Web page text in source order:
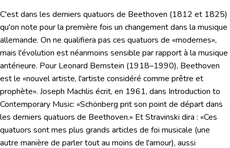
C'est dans les derniers quatuors de Beethoven (1812 et 1825)
qu'on note pour la première fois un changement dans la musique
allemande. On ne qualifiera pas ces quatuors de «modernes»,
mais l'évolution est néanmoins sensible par rapport à la musique
antérieure. Pour Leonard Bernstein (1918–1990), Beethoven
est le «nouvel artiste, l'artiste considéré comme prêtre et
prophète». Joseph Machlis écrit, en 1961, dans Introduction to
Contemporary Music: «Schönberg prit son point de départ dans
les derniers quatuors de Beethoven.» Et Stravinski dira : «Ces
quatuors sont mes plus grands articles de foi musicale (une
autre manière de parler tout au moins de l'amour), aussi